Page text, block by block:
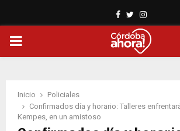
Facebook
TwitterInstagram
PRIMARY
Inicio
Policiales
Confirmados día y horario: Talleres
Kempes, en un amistoso